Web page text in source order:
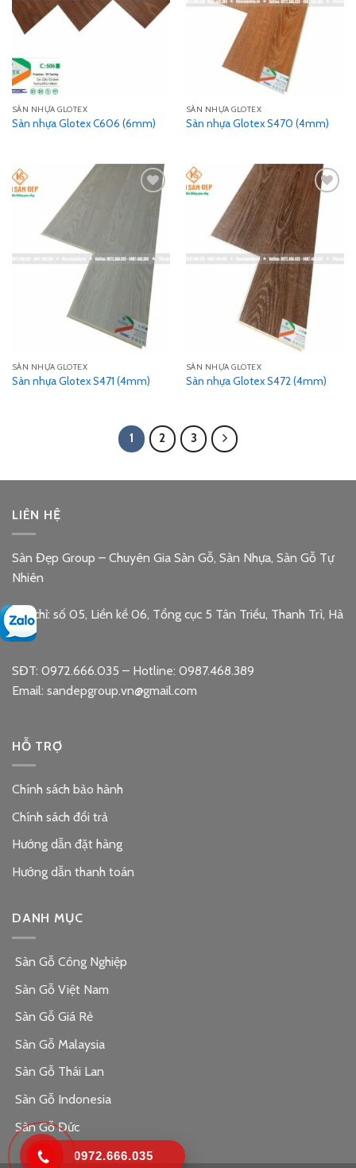
SÀN NHỰA GLOTEX
Sàn nhựa Glotex C606 (6mm)
SÀN NHỰA GLOTEX
Sàn nhựa Glotex S470 (4mm)
Add
wishlist
SÀN NHỰA GLOTEX
Sàn nhựa Glotex S471 (4mm)
Add
to
wishlist
SÀN NHỰA GLOTEX
Sàn nhựa Glotex S472 (4mm)
1 2 3
LIÊN HỆ
Sàn Đẹp Group – Chuyên Gia Sàn Gỗ, Sàn Nhựa, Sàn Gỗ Tự
Nhiên
Địa chỉ: số 05, Liền kề 06, Tổng cục 5 Tân Triều, Thanh Trì, Hà
Nội
SĐT: 0972.666.035 – Hotline: 0987.468.389
Email: sandepgroup.vn@gmail.com
HỖ TRỢ
Chính sách bảo hành
Chính sách đổi trả
Hướng dẫn đặt hàng
Hướng dẫn thanh toán
DANH MỤC
Sàn Gỗ Công Nghiệp
Sàn Gỗ Việt Nam
Sàn Gỗ Giá Rẻ
Sàn Gỗ Malaysia
Sàn Gỗ Thái Lan
Sàn Gỗ Indonesia
Sàn Gỗ Đức
0972.666.035